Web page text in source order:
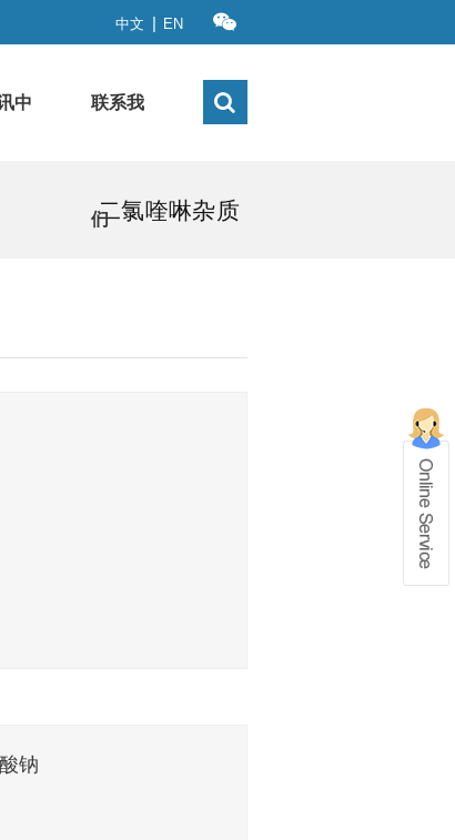
中文 | EN
中 联系我
们二氯喹啉杂质
钠
1、info@shochem.com；2